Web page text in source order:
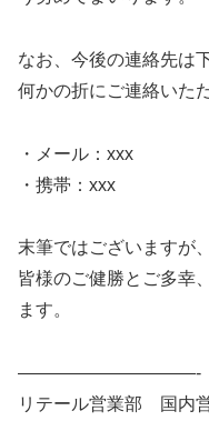
なお、今後の連絡先は
何かの折にご連絡いた
・メール：xxx
・携帯：xxx
末筆ではございますが、
皆様のご健勝とご多幸
ます。
——————————-
リテール営業部 国内